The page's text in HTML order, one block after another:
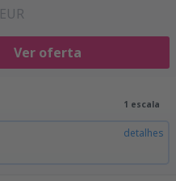
EUR
Ver oferta
1 escala
detalhes